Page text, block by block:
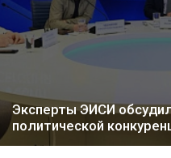
Эксперты ЭИСИ
политической